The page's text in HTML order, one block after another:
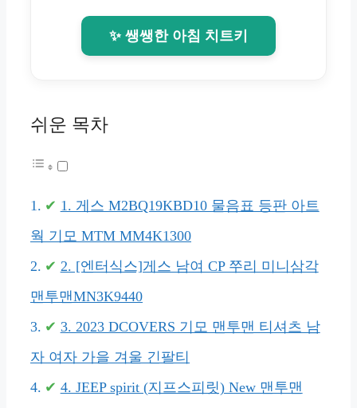
✨ 쌩쌩한 아침 치트키
쉬운 목차
1. 게스 M2BQ19KBD10 물음표 등판 아트
웍 기모 MTM MM4K1300
2. [엔터식스]게스 남여 CP 쭈리 미니삼각
맨투맨MN3K9440
3. 2023 DCOVERS 기모 맨투맨 티셔츠 남
자 여자 가을 겨울 긴팔티
4. JEEP spirit (지프스피릿) New 맨투맨